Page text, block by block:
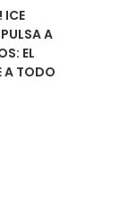
ICE
A
EL
A TODO